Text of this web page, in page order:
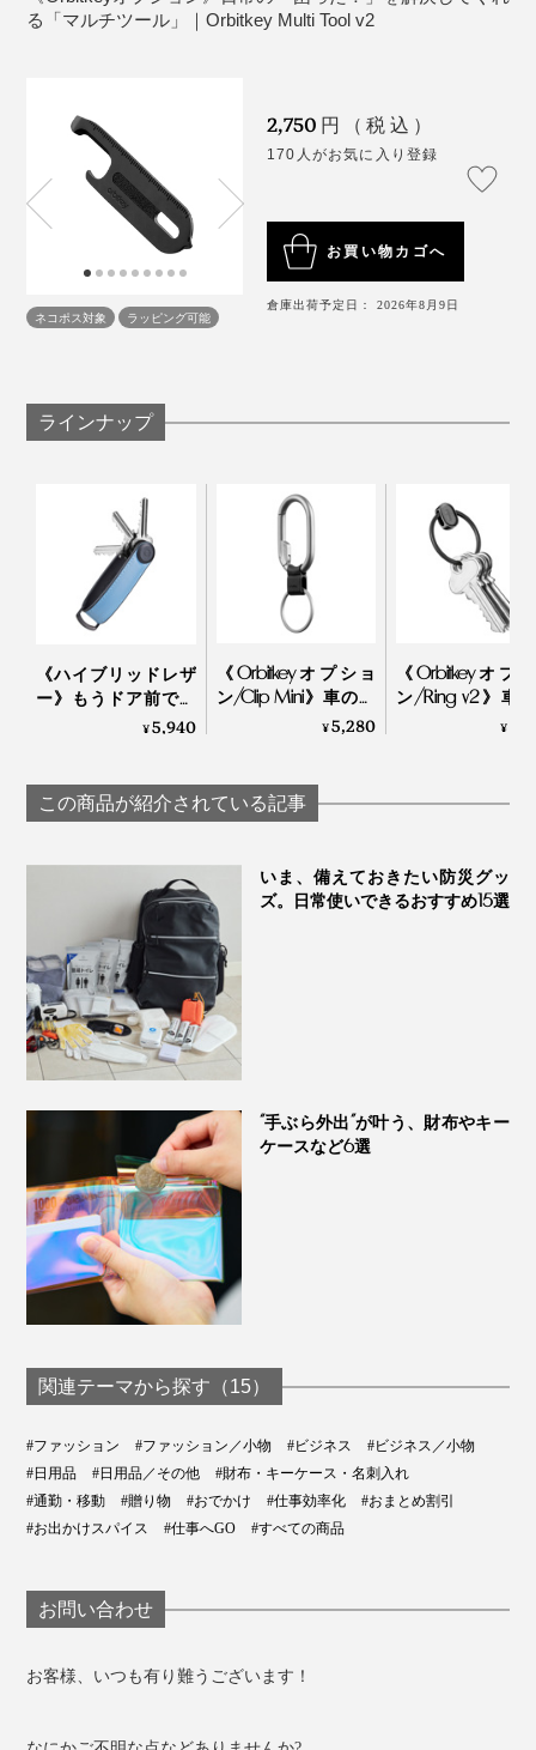
① ボックスカッター
段ボールのガムテープや、ビニールカバーのカットに。
② レターオープナー
③ ボトルオープナー（栓抜き）
家飲みやアウトドア時に大活躍。
る「マルチツール」｜Orbitkey Multi Tool v2
ネコポス対象 ラッピング可能
2,750 円（税込）
170人がお気に入り登録
お買い物カゴへ
倉庫出荷予定日： 2026年8月9日
ラインナップ
《ハイブリッドレザ
ー》もうドア前で迷
わない。“鍵収納”を追
¥5,940
《Orbitkeyオプショ
ン/Clip Mini》車のカ
ギや電子キーをスマ
ーリング|Orbitkey
¥5,280
《Orbitkeyオプ
ン/Ring v2》車
ギや電子キーを
¥
この商品が紹介されている記事
いま、備えておきたい防災グッ
ズ。日常使いできるおすすめ15選
“手ぶら外出”が叶う、財布やキー
ケースなど6選
関連テーマから探す（15）
#ファッション #ファッション／小物 #ビジネス
#ビジネス／小物
#日用品
#日用品／その他
#財布・キーケース・名刺入れ
#通勤・移動
#贈り物 #おでかけ #仕事効率化
#おまとめ割引
#お出かけスパイス
#仕事へGO #すべての商品
お問い合わせ
お客様、いつも有り難うございます！